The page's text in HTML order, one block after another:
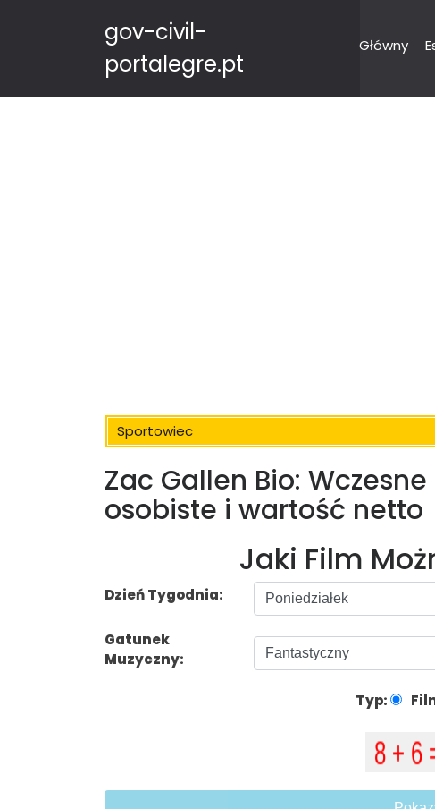
gov-civil-
portalegre.pt
Główny
Sportowiec
Zac Gallen Bio: Wczesne
osobiste i wartość netto
Jaki Film
Dzień Tygodnia:
Gatunek
Muzyczny:
Typ: